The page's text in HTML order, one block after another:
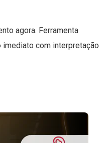
agora. Ferramenta
com interpretação